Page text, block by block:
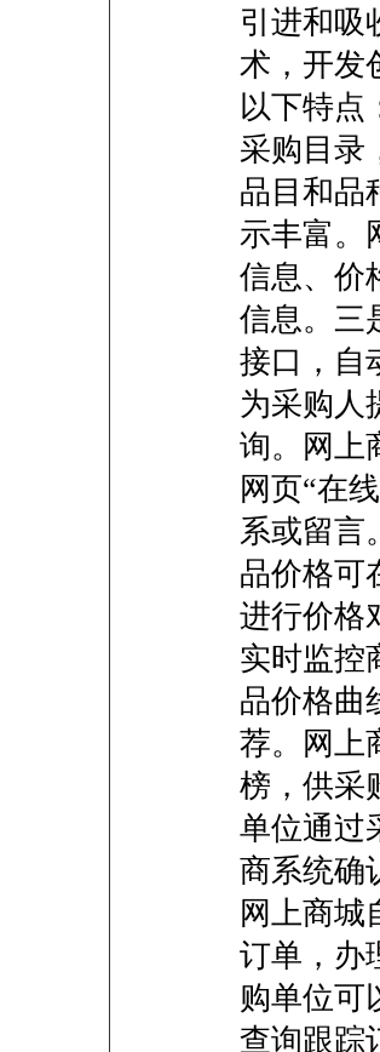
引进和吸
术，开发
以下特点
采购目录
品目和品
示丰富。
信息、价
信息。三
接口，自
为采购人
询。网上
网页“在
系或留言
品价格可
进行价格
实时监控
品价格曲
荐。网上
榜，供采
单位通过
商系统确
网上商城
订单，办
购单位可
查询跟踪